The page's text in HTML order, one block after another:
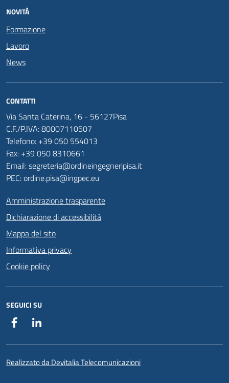
NOVITÀ
Formazione
Lavoro
News
CONTATTI
Via Santa Caterina, 16 - 56127Pisa
C.F./P.IVA: 80007110507
Telefono: +39 050 554013
Fax: +39 050 8310661
Email: segreteria@ordineingegneripisa.it
PEC: ordine.pisa@ingpec.eu
Amministrazione trasparente
Dichiarazione di accessibilità
Mappa del sito
Informativa privacy
Cookie policy
SEGUICI SU
Facebook
Realizzato da Devitalia Telecomunicazioni